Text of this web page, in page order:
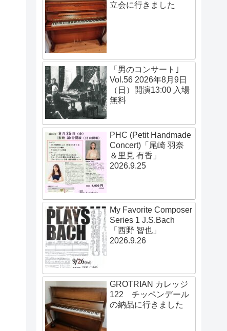
立会に行きました
「男のコンサート｣
Vol.56 2026年8月9日
（日）開演13:00 入場
無料
PHC (Petit Handmade
Concert)「尾崎 羽奈
＆里見 有香」
2026.9.25
My Favorite Composer
Series 1 J.S.Bach
「西野 智也」
2026.9.26
GROTRIAN カレッジ
122 チッペンデール
の納品に行きました